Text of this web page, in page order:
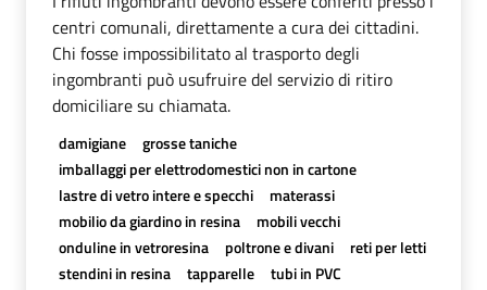
centri comunali, direttamente a cura dei cittadini.
Chi fosse impossibilitato al trasporto degli
ingombranti può usufruire del servizio di ritiro
domiciliare su chiamata.
damigiane
grosse taniche
imballaggi per elettrodomestici non in cartone
lastre di vetro intere e specchi
materassi
mobilio da giardino in resina
mobili vecchi
onduline in vetroresina
poltrone e divani
reti per letti
stendini in resina
tapparelle tubi in PVC